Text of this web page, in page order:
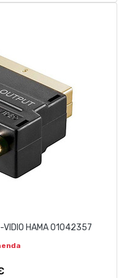
VIDIO HAMA 01042357